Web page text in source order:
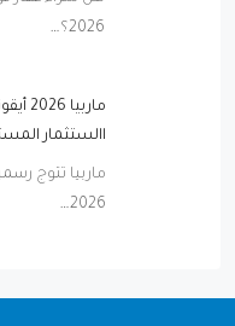
2026؟…
االستثمار
ماربيا تتوج
2026…